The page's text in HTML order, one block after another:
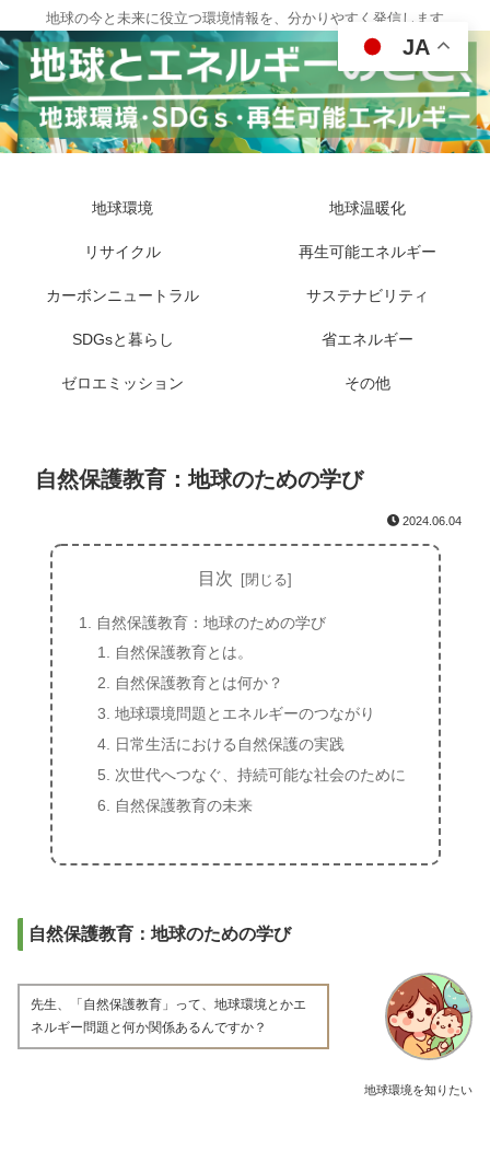
地球の今と未来に役立つ環境情報を、分かりやすく発信します
地球環境 地球温暖化
リサイクル 再生可能エネルギー
カーボンニュートラル サステナビリティ
SDGsと暮らし 省エネルギー
ゼロエミッション その他
自然保護教育：地球のための学び
2024.06.04
目次
自然保護教育：地球のための学び
自然保護教育とは。
自然保護教育とは何か？
地球環境問題とエネルギーのつながり
日常生活における自然保護の実践
次世代へつなぐ、持続可能な社会のために
自然保護教育の未来
自然保護教育：地球のための学び
地球環境を知りたい
先生、「自然保護教育」って、地球環境とかエ
ネルギー問題と何か関係あるんですか？
JA